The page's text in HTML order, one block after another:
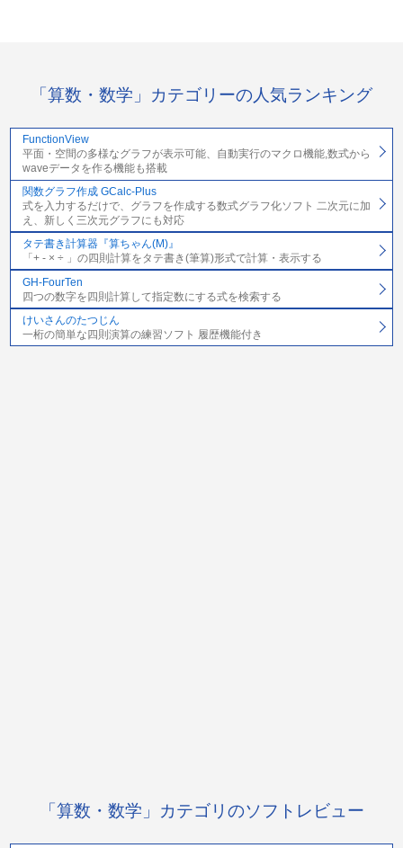
「算数・数学」カテゴリーの人気ランキング
FunctionView
平面・空間の多様なグラフが表示可能、自動実行のマクロ機能,数式から
waveデータを作る機能も搭載
関数グラフ作成 GCalc-Plus
式を入力するだけで、グラフを作成する数式グラフ化ソフト 二次元に加
え、新しく三次元グラフにも対応
タテ書き計算器『算ちゃん(M)』
「+ - × ÷ 」の四則計算をタテ書き(筆算)形式で計算・表示する
GH-FourTen
四つの数字を四則計算して指定数にする式を検索する
けいさんのたつじん
一桁の簡単な四則演算の練習ソフト 履歴機能付き
「算数・数学」カテゴリのソフトレビュー